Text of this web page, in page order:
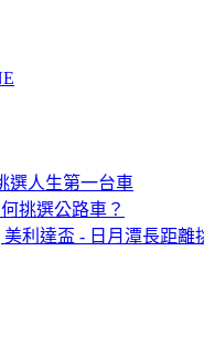
選人生第一台車
挑選公路車？
利達盃 - 日月潭長距離